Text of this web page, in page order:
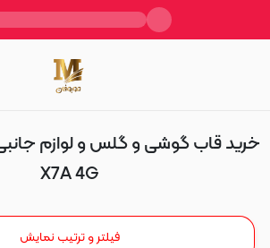
X7A 4G
فیلتر و ترتیب نمایش